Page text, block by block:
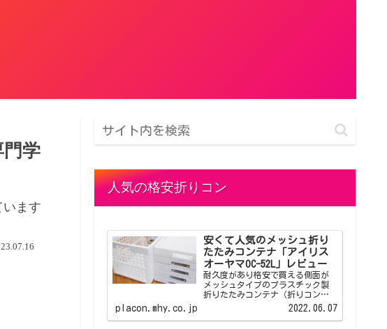
学
ます
人気の格安折りコン
安くて人気のメッシュ折り
たたみコンテナ「アイリス
オーヤマOC-52L」レビュー
耐久度があり格安で買える側面が
メッシュタイプのプラスチック製
折りたたみコンテナ（折りコン）
「アイリスオーヤマOC-52L」のレ
ビューです。 アイリスオーヤマ
OC-52Lは人から見られる店舗やオ
placon.mhy.co.jp 2022.06.07